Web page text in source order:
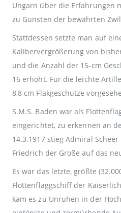
Ungarn über die Erfahrungen
zu Gunsten der bewährten
Stattdessen setzte man auf
Kalibervergrößerung von
und die Anzahl der 15-cm
16 erhöht. Für die leichte
8,8 cm Flakgeschütze
S.M.S. Baden war als
eingerichtet, zu erkennen an
14.3.1917 stieg Admiral
Friedrich der Große auf das
Es war das letzte, größte
Flottenflaggschiff der
kam es zu Unruhen in der